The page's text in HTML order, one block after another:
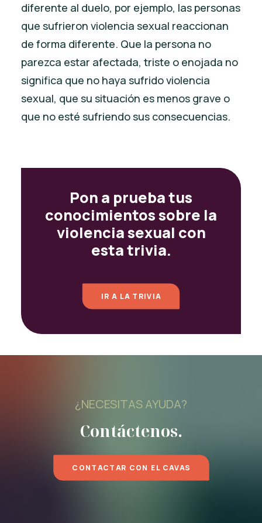
diferente al duelo, por ejemplo, las personas
que sufrieron violencia sexual reaccionan
de forma diferente. Que la persona no
parezca estar afectada, triste o enojada no
significa que no haya sufrido violencia
sexual, que su situación es menos grave o
que no esté sufriendo sus consecuencias.
Pon a prueba tus
conocimientos sobre la
violencia sexual con
esta trivia.
IR A LA TRIVIA
¿NECESITAS AYUDA?
Contáctenos.
CONTACTAR CON EL CAVAS